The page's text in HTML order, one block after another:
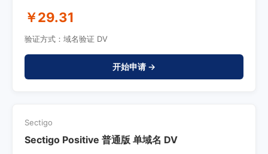
￥29.31
验证方式：域名验证 DV
开始申请 →
Sectigo
Sectigo Positive 普通版 单域名 DV